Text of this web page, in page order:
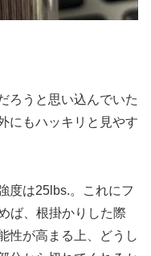
ろうと思い込んでいた
にもハッキリと見やす
度は25lbs.。これにフ
ば、根掛かりした際
性が高まる上、どうし